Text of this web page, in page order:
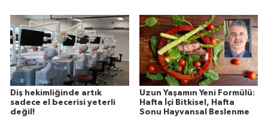
Diş hekimliğinde artık
sadece el becerisi yeterli
değil!
Uzun Yaşamın Yeni Formülü:
Hafta İçi Bitkisel, Hafta
Sonu Hayvansal Beslenme